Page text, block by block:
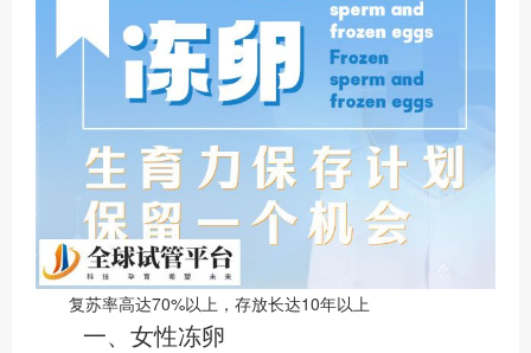
复苏率高达70%以上，存放长达10年以上
一、女性冻卵